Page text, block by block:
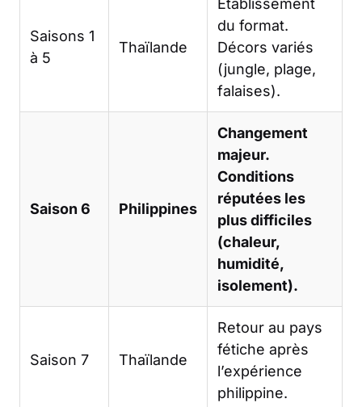
Saisons 1
à 5
Thaïlande
Établissement
du format.
Décors variés
(jungle, plage,
falaises).
Saison 6 Philippines
Changement
majeur.
Conditions
réputées les
plus difficiles
(chaleur,
humidité,
isolement).
Saison 7 Thaïlande
Retour au pays
fétiche après
l’expérience
philippine.